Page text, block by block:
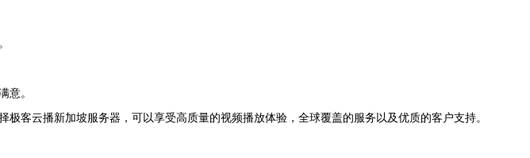
意。
客云播新加坡服务器，可以享受高质量的视频播放体验，全球覆盖的服务以及优质的客户支持。